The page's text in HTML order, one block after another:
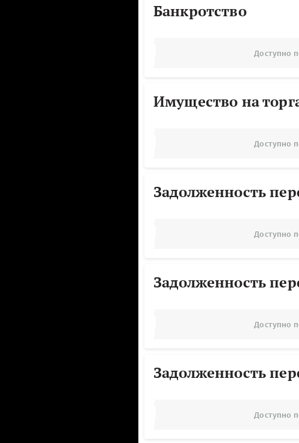
Банкротство
Доступно
Имущество на
Доступно
Задолженность
Доступно
Задолженность
Доступно
Задолженность
Доступно